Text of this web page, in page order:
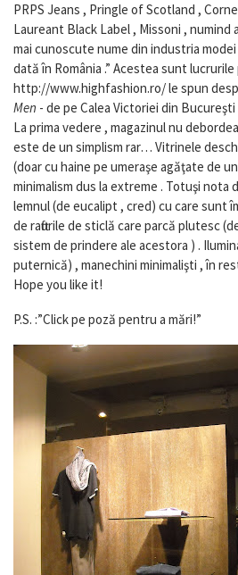
PRPS Jeans , Pringle of Scotland ,
Laureant Black Label , Missoni ,
mai cunoscute nume din industria
dată în România .” Acestea sunt lucrurile
http://www.highfashion.ro/ le spun
Men - de pe Calea Victoriei din Bucureşti
La prima vedere , magazinul nu
este de un simplism rar… Vitrinele
(doar cu haine pe umeraşe agăţate de
minimalism dus la extreme . Totuşi nota
lemnul (de eucalipt , cred) cu care sunt
de rafturile de sticlă care parcă plutesc
sistem de prindere ale acestora ) .
puternică) , manechini minimalişti , în
Hope you like it!
P.S. :”Click pe poză pentru a mări!”